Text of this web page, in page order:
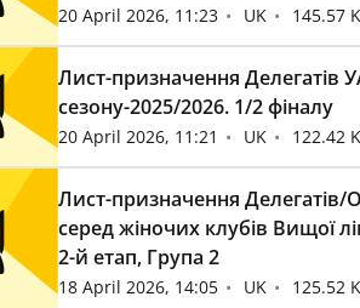
20 April 2026, 11:23 UK 145.57
Лист-призначення Делегатів
сезону-2025/2026. 1/2 фіналу
20 April 2026, 11:21 UK 122.42
Лист-призначення Делегатів/
серед жіночих клубів Вищої
2-й етап, Група 2
18 April 2026, 14:05 UK 125.52